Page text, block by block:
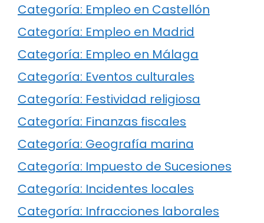
Categoría: Empleo en Castellón
Categoría: Empleo en Madrid
Categoría: Empleo en Málaga
Categoría: Eventos culturales
Categoría: Festividad religiosa
Categoría: Finanzas fiscales
Categoría: Geografía marina
Categoría: Impuesto de Sucesiones
Categoría: Incidentes locales
Categoría: Infracciones laborales